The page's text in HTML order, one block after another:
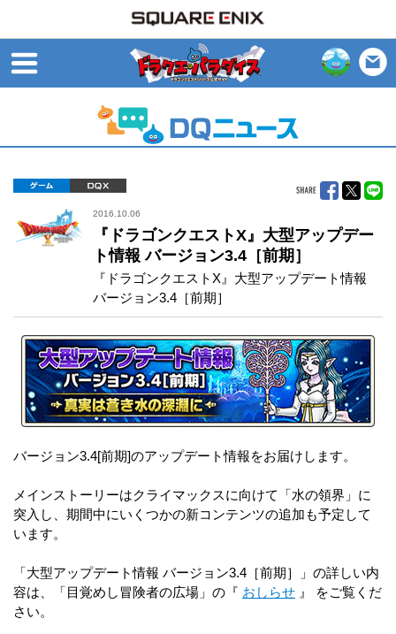
ゲーム
2016.10.06
『ドラゴンクエストX』大型アップデー
ト情報 バージョン3.4［前期］
『ドラゴンクエストX』大型アップデート情報
バージョン3.4［前期］
バージョン3.4[前期]のアップデート情報をお届けします。
メインストーリーはクライマックスに向けて「水の領界」に
突入し、期間中にいくつかの新コンテンツの追加も予定して
います。
「大型アップデート情報 バージョン3.4［前期］」の詳しい内
容は、「目覚めし冒険者の広場」の『 おしらせ 』 をご覧くだ
さい。